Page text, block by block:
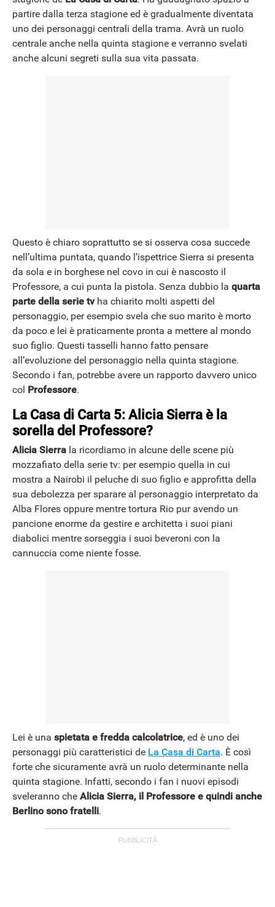
NEWS
partire dalla terza stagione ed è gradualmente diventata
uno dei personaggi centrali della trama. Avrà un ruolo
centrale anche nella quinta stagione e verranno svelati
anche alcuni segreti sulla sua vita passata.
Questo è chiaro soprattutto se si osserva cosa succede
nell’ultima puntata, quando l’ispettrice Sierra si presenta
da sola e in borghese nel covo in cui è nascosto il
Professore, a cui punta la pistola. Senza dubbio la quarta
parte della serie tvha chiarito molti aspetti del
personaggio, per esempio svela che suo marito è morto
da poco e lei è praticamente pronta a mettere al mondo
suo figlio. Questi tasselli hanno fatto pensare
all’evoluzione del personaggio nella quinta stagione.
Secondo i fan, potrebbe avere un rapporto davvero unico
col Professore.
La Casa di Carta 5: Alicia Sierra è la
sorella del Professore?
Alicia Sierra la ricordiamo in alcune delle scene più
mozzafiato della serie tv: per esempio quella in cui
mostra a Nairobi il peluche di suo figlio e approfitta della
sua debolezza per sparare al personaggio interpretato da
Alba Flores oppure mentre tortura Rio pur avendo un
pancione enorme da gestire e architetta i suoi piani
diabolici mentre sorseggia i suoi beveroni con la
cannuccia come niente fosse.
Lei è una spietata e fredda calcolatrice, ed è uno dei
personaggi più caratteristici de La Casa di Carta. È così
forte che sicuramente avrà un ruolo determinante nella
quinta stagione. Infatti, secondo i fan i nuovi episodi
sveleranno che Alicia Sierra, il Professore e quindi anche
Berlino sono fratelli.